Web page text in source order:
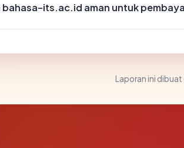
bahasa-its.ac.id aman untuk
Laporan ini